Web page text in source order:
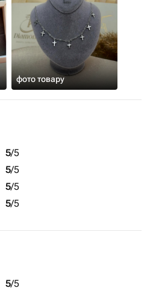
фото товару
5/5
5/5
5/5
5/5
5/5